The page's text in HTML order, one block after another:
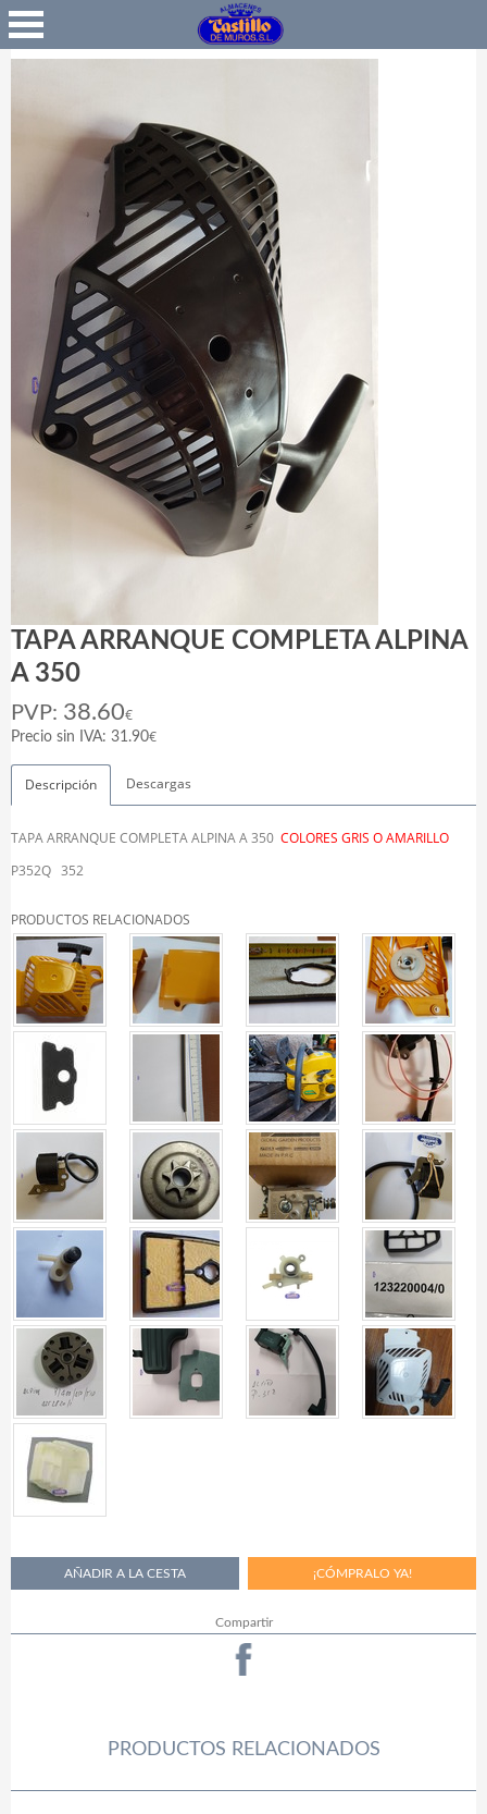
Favoritos
TAPA ARRANQUE COMPLETA ALPINA
A 350
PVP: 38.60€
Precio sin IVA: 31.90€
Descripción Descargas
TAPA ARRANQUE COMPLETA ALPINA A 350 COLORES GRIS O AMARILLO
P352Q 352
PRODUCTOS RELACIONADOS
Compartir
PRODUCTOS RELACIONADOS